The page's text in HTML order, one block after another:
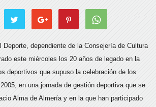
Deporte, dependiente de la Consejería de Cultura
este miércoles los 20 años de legado en la
deportivos que supuso la celebración de los
en una jornada de gestión deportiva que se
Alma de Almería y en la que han participado